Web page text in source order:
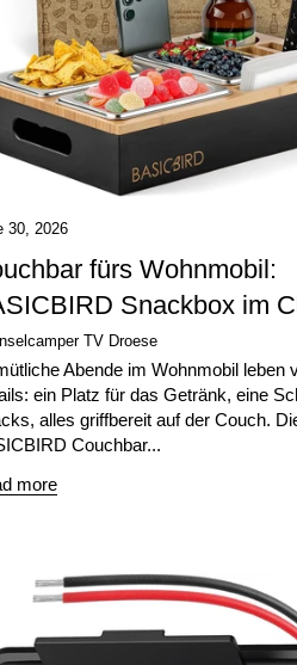
30, 2026
fürs Wohnmobil:
Snackbox im
TV Droese
Abende im Wohnmobil leben
ein Platz für das Getränk, eine
alles griffbereit auf der Couch.
Couchbar...
more